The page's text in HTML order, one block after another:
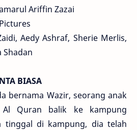
Ariffin Zazai
Aedy Ashraf, Sherie Merlis,
Shadan
BIASA
bernama Wazir, seorang anak
Quran balik ke kampung
tinggal di kampung, dia telah